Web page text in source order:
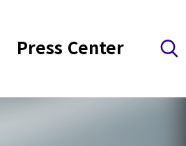
Press Center 검색 레이어 열기